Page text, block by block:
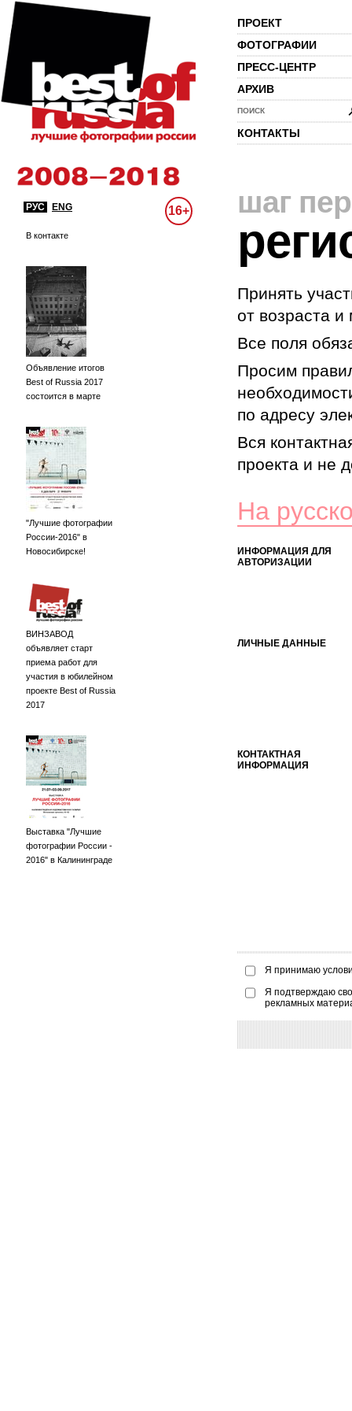
ПРОЕКТ
ФОТОГРАФИИ
ПРЕСС-ЦЕНТР
АРХИВ
ПОИСК
КОНТАКТЫ
РУС ENG 16+
В контакте
Объявление итогов
Best of Russia 2017
состоится в марте
"Лучшие фотографии
России-2016" в
Новосибирске!
ВИНЗАВОД
объявляет старт
приема работ для
участия в юбилейном
проекте Best of Russia
2017
Выставка "Лучшие
фотографии России -
2016" в Калининграде
шаг
Принять
от возраста
Все поля
Просим
по адресу
Вся
проекта и не
На
ИНФОРМАЦИЯ ДЛЯ
АВТОРИЗАЦИИ
ЛИЧНЫЕ ДАННЫЕ
КОНТАКТНАЯ
ИНФОРМАЦИЯ
Я принимаю
Я подтверждаю
рекламных